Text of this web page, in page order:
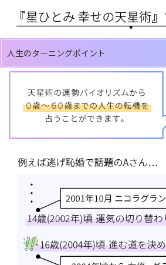
人生のターニングポイント